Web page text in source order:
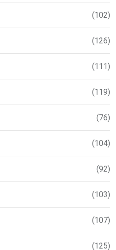
(102)
(126)
(111)
(119)
(76)
(104)
(92)
(103)
(107)
(125)